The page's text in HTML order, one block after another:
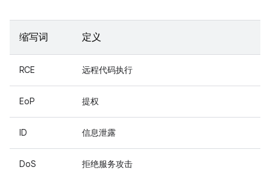
缩写词 定义
RCE 远程代码执行
EoP 提权
ID 信息泄露
DoS 拒绝服务攻击